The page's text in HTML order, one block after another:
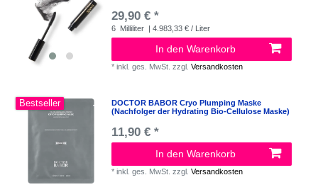
29,90 € *
6 Milliliter | 4.983,33 € / Liter
In den Warenkorb
*inkl. ges. MwSt. zzgl.Versandkosten
Bestseller
DOCTOR BABOR Cryo Plumping Maske
(Nachfolger der Hydrating Bio-Cellulose Maske)
11,90 € *
In den Warenkorb
*inkl. ges. MwSt. zzgl.Versandkosten